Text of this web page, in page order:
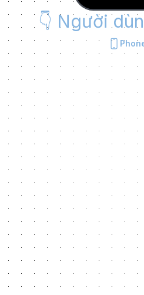
👇 Người